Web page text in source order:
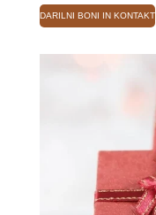
DARILNI BONI IN KONTAKT